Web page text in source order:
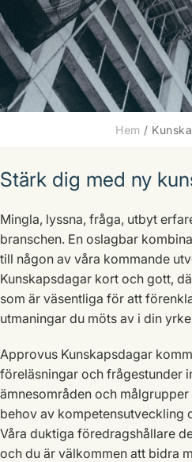
Hem /
Stärk dig med ny
Mingla, lyssna, fråga, utbyt
branschen. En oslagbar
till någon av våra kommande
Kunskapsdagar kort och gott,
som är väsentliga för att
utmaningar du möts av i din
Approvus Kunskapsdagar
föreläsningar och frågestunder
ämnesområden och
behov av kompetensutveckling
Våra duktiga föredragshållare
och du är välkommen att bidra